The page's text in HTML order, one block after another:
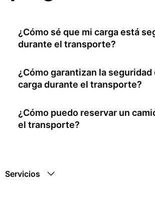
¿Cómo sé que mi carga está
durante el transporte?
¿Cómo garantizan la seguridad
carga durante el transporte?
¿Cómo puedo reservar un
el transporte?
Servicios